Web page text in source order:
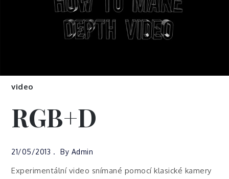
video
RGB+D
21/05/2013 By Admin
Experimentální video snímané pomocí klasické kamery